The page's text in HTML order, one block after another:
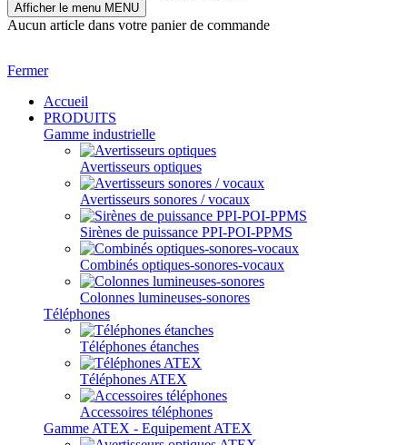
Afficher le menu MENU
Aucun article dans votre panier de commande
Fermer
Accueil
PRODUITS
Gamme industrielle
Avertisseurs optiques
Avertisseurs sonores / vocaux
Sirènes de puissance PPI-POI-PPMS
Combinés optiques-sonores-vocaux
Colonnes lumineuses-sonores
Téléphones
Téléphones étanches
Téléphones ATEX
Accessoires téléphones
Gamme ATEX - Equipement ATEX